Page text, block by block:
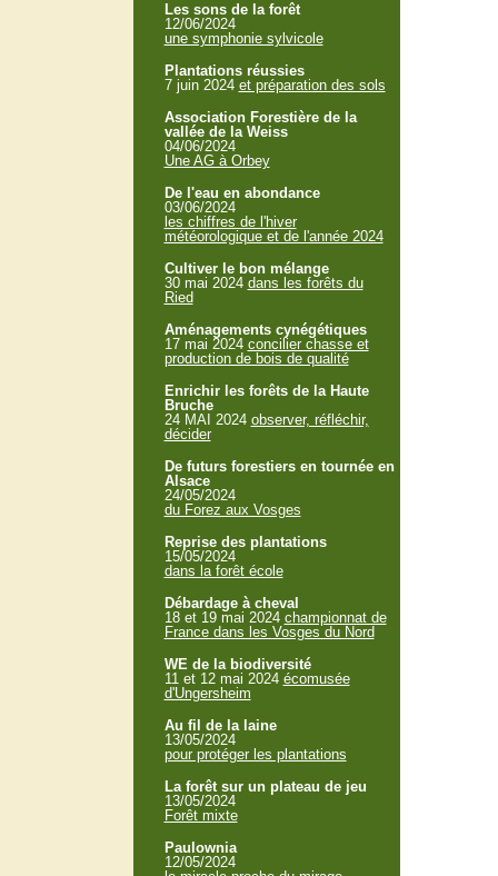
Les sons de la forêt
12/06/2024
une symphonie sylvicole
Plantations réussies
7 juin 2024 et préparation des sols
Association Forestière de la
vallée de la Weiss
04/06/2024
Une AG à Orbey
De l'eau en abondance
03/06/2024
les chiffres de l'hiver
météorologique et de l'année 2024
Cultiver le bon mélange
30 mai 2024 dans les forêts du
Ried
Aménagements cynégétiques
17 mai 2024 concilier chasse et
production de bois de qualité
Enrichir les forêts de la Haute
Bruche
24 MAI 2024 observer, réfléchir,
décider
De futurs forestiers en tournée en
Alsace
24/05/2024
du Forez aux Vosges
Reprise des plantations
15/05/2024
dans la forêt école
Débardage à cheval
18 et 19 mai 2024 championnat de
France dans les Vosges du Nord
WE de la biodiversité
11 et 12 mai 2024 écomusée
d'Ungersheim
Au fil de la laine
13/05/2024
pour protéger les plantations
La forêt sur un plateau de jeu
13/05/2024
Forêt mixte
Paulownia
12/05/2024